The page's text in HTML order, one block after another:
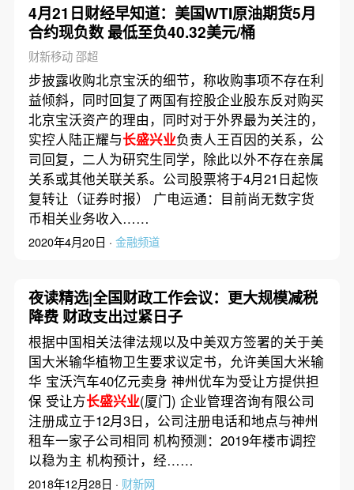
4月21日财经早知道：美国WTI原油期货5月
合约现负数 最低至负40.32美元/桶
财新移动 邵超
步披露收购北京宝沃的细节，称收购事项不存在利
益倾斜，同时回复了两国有控股企业股东反对购买
北京宝沃资产的理由，同时对于外界最为关注的，
实控人陆正耀与长盛兴业负责人王百因的关系，公
司回复，二人为研究生同学，除此以外不存在亲属
关系或其他关联关系。公司股票将于4月21日起恢
复转让（证券时报） 广电运通：目前尚无数字货
币相关业务收入……
2020年4月20日 · 金融频道
夜读精选|全国财政工作会议：更大规模减税
降费 财政支出过紧日子
根据中国相关法律法规以及中美双方签署的关于美
国大米输华植物卫生要求议定书，允许美国大米输
华 宝沃汽车40亿元卖身 神州优车为受让方提供担
保 受让方长盛兴业(厦门) 企业管理咨询有限公司
注册成立于12月3日，公司注册电话和地点与神州
租车一家子公司相同 机构预测：2019年楼市调控
以稳为主 机构预计，经……
2018年12月28日 · 财新网